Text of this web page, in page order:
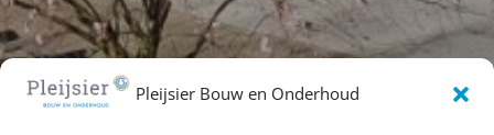
Pleijsier Bouw en Onderhoud